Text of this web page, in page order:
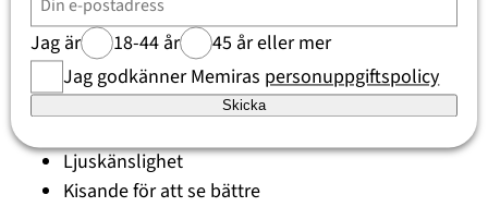
Suddig syn på nära eller långt håll
Huvudvärk, särskilt efter närarbete
Trötta eller ansträngda ögon
Svårigheter att fokusera
Ljuskänslighet
Kisande för att se bättre
Jag är 18-44 år
45 år eller mer
Jag godkänner Memiras personuppgiftspolicy
Skicka